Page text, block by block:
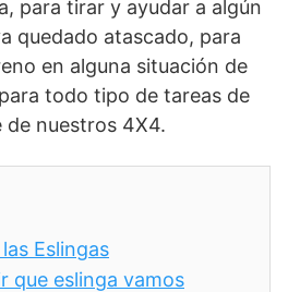
para tirar y ayudar a algún
quedado atascado, para
en alguna situación de
todo tipo de tareas de
de nuestros 4X4.
Eslingas
que eslinga vamos